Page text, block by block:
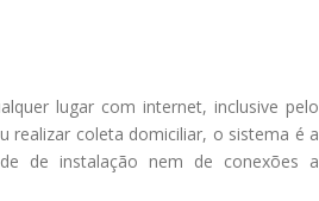
lugar com internet, inclusive pelo
realizar coleta domiciliar, o sistema é a
de instalação nem de conexões a